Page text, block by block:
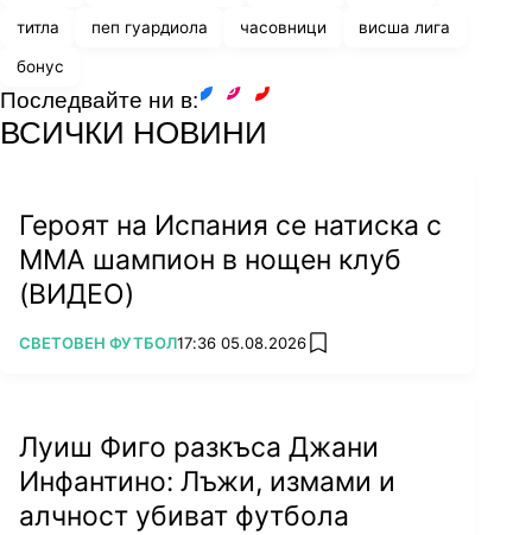
титла пеп гуардиола часовници висша лига
бонус
Последвайте ни в:
ВСИЧКИ НОВИНИ
Героят на Испания се натиска с
ММА шампион в нощен клуб
(ВИДЕО)
ПОВЕЧЕ ОТ
СВЕТОВЕН ФУТБОЛ17:36 05.08.2026 add favorites
Луиш Фиго разкъса Джани
Инфантино: Лъжи, измами и
алчност убиват футбола